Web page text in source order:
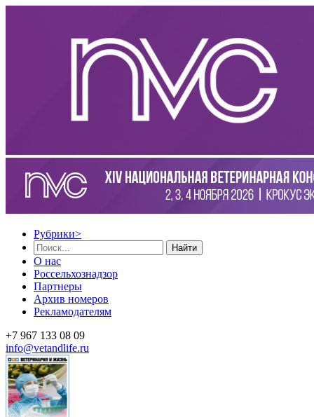
Рубрики>
Найти
О нас
Россельхознадзор
Партнеры
Архив номеров
Рекламодателям
+7 967 133 08 09
info@vetandlife.ru